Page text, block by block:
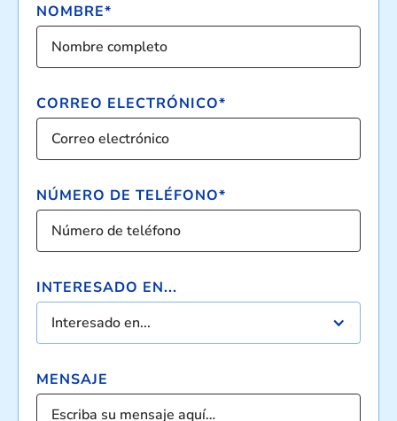
NOMBRE*
CORREO ELECTRÓNICO*
NÚMERO DE TELÉFONO*
INTERESADO EN...
Interesado en...
MENSAJE